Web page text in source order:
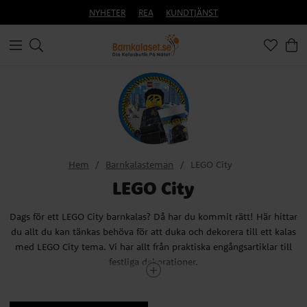
NYHETER REA KUNDTJÄNST
Hem Barnkalasteman LEGO City
LEGO City
Dags för ett LEGO City barnkalas? Då har du kommit rätt! Här hittar
du allt du kan tänkas behöva för att duka och dekorera till ett kalas
med LEGO City tema. Vi har allt från praktiska engångsartiklar till
festliga dekorationer.
Hur fixar man ett minnesvärt Lego City